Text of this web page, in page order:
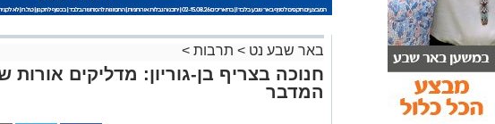
באר שבע נט > תרבות >
חנוכה בצריף בן-גוריון: מדליקים אורות
המדבר